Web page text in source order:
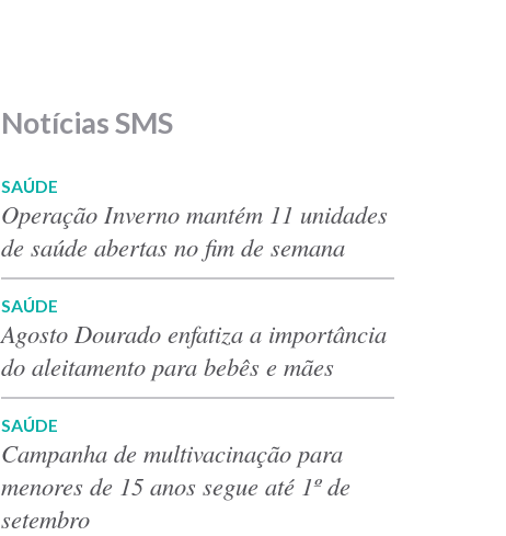
Notícias SMS
SAÚDE
Operação Inverno mantém 11 unidades
de saúde abertas no fim de semana
SAÚDE
Agosto Dourado enfatiza a importância
do aleitamento para bebês e mães
SAÚDE
Campanha de multivacinação para
menores de 15 anos segue até 1º de
setembro